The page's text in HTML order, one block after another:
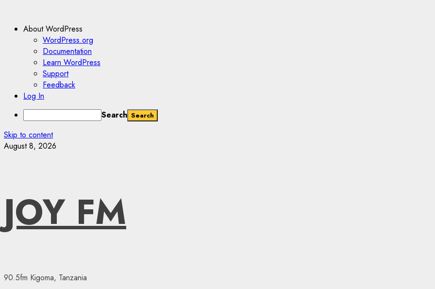
About WordPress
WordPress.org
Documentation
Learn WordPress
Support
Feedback
Log In
Search
Skip to content
August 8, 2026
JOY FM
90.5fm Kigoma, Tanzania